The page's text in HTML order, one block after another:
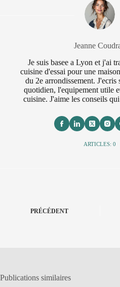
Jeanne
Je suis basee a Lyon et j'ai
cuisine d'essai pour une
du 2e arrondissement. J'ecris
quotidien, l'equipement utile
cuisine. J'aime les conseils
ARTICLES: 0
PRÉCÉDENT
Publications similaires